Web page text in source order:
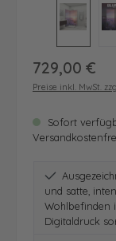
Regulärer Preis:
729,00 €
Preise inkl. MwSt.
Sofort
und satte,
Wohlbefinden
Digitaldruck